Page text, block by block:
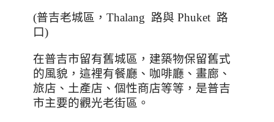
(普吉老城區， Thalang 路與 Phuket 路
口)
在普吉市留有舊城區，建築物保留舊式
的風貌，這裡有餐廳、咖啡廳、畫廊、
旅店、土產店、個性商店等等，是普吉
市主要的觀光老街區。